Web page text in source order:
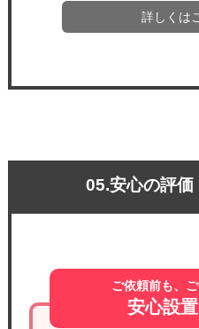
詳しくは
05.安心の評価
ご依頼前も、
安心設